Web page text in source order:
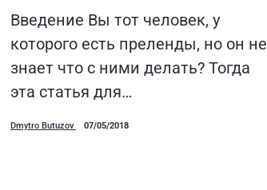
Введение Вы тот человек, у
которого есть преленды, но он не
знает что с ними делать? Тогда
эта статья для…
Dmytro Butuzov 07/05/2018